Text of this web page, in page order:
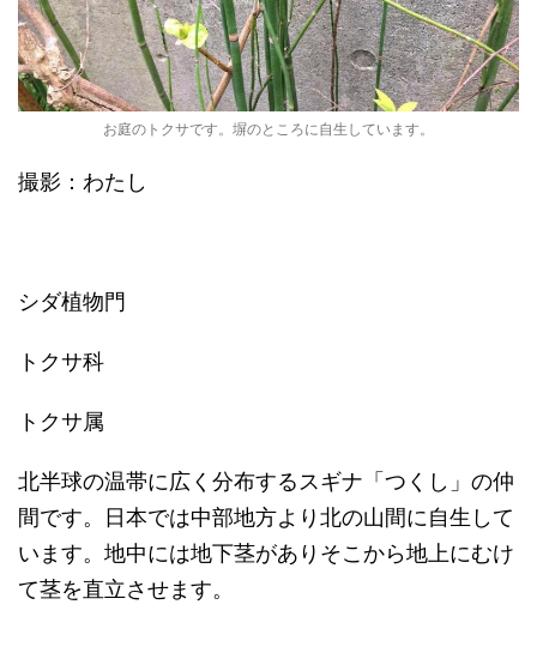
お庭のトクサです。塀のところに自生しています。
撮影：わたし
シダ植物門
トクサ科
トクサ属
北半球の温帯に広く分布するスギナ「つくし」の仲
間です。日本では中部地方より北の山間に自生して
います。地中には地下茎がありそこから地上にむけ
て茎を直立させます。